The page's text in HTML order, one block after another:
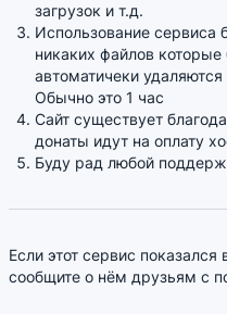
загрузок и т.д.
Использование
никаких файлов
автоматичеки
Обычно это 1 час
Сайт существует
донаты идут на оплату
Буду рад любой
Если этот сервис
сообщите о нём друзьям с